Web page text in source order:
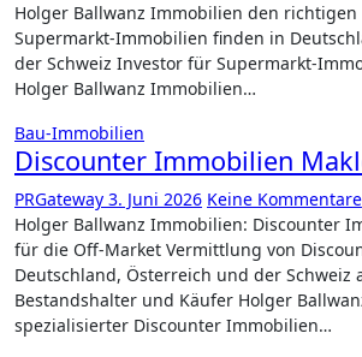
Holger Ballwanz Immobilien den
Supermarkt-Immobilien finden in
der Schweiz Investor für Supermarkt-
Holger Ballwanz Immobilien…
Bau-Immobilien
Discounter Immobilien
PRGateway 3. Juni 2026 Keine Kommentare
Holger Ballwanz Immobilien: Discounter Immobilien Makler
für die Off-Market Vermittlung von
Deutschland, Österreich und der Schweiz
Bestandshalter und Käufer Holger
spezialisierter Discounter Immobilien…